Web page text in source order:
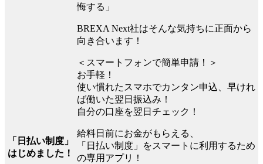
「日払い制度」
はじめました！
悔する」
BREXA Next社はそんな気持ちに正面から
向き合います！
＜スマートフォンで簡単申請！＞
お手軽！
使い慣れたスマホでカンタン申込、早けれ
ば働いた翌日振込み！
自分の口座を翌日チェック！
給料日前にお金がもらえる、
「日払い制度」をスマートに利用するため
の専用アプリ！